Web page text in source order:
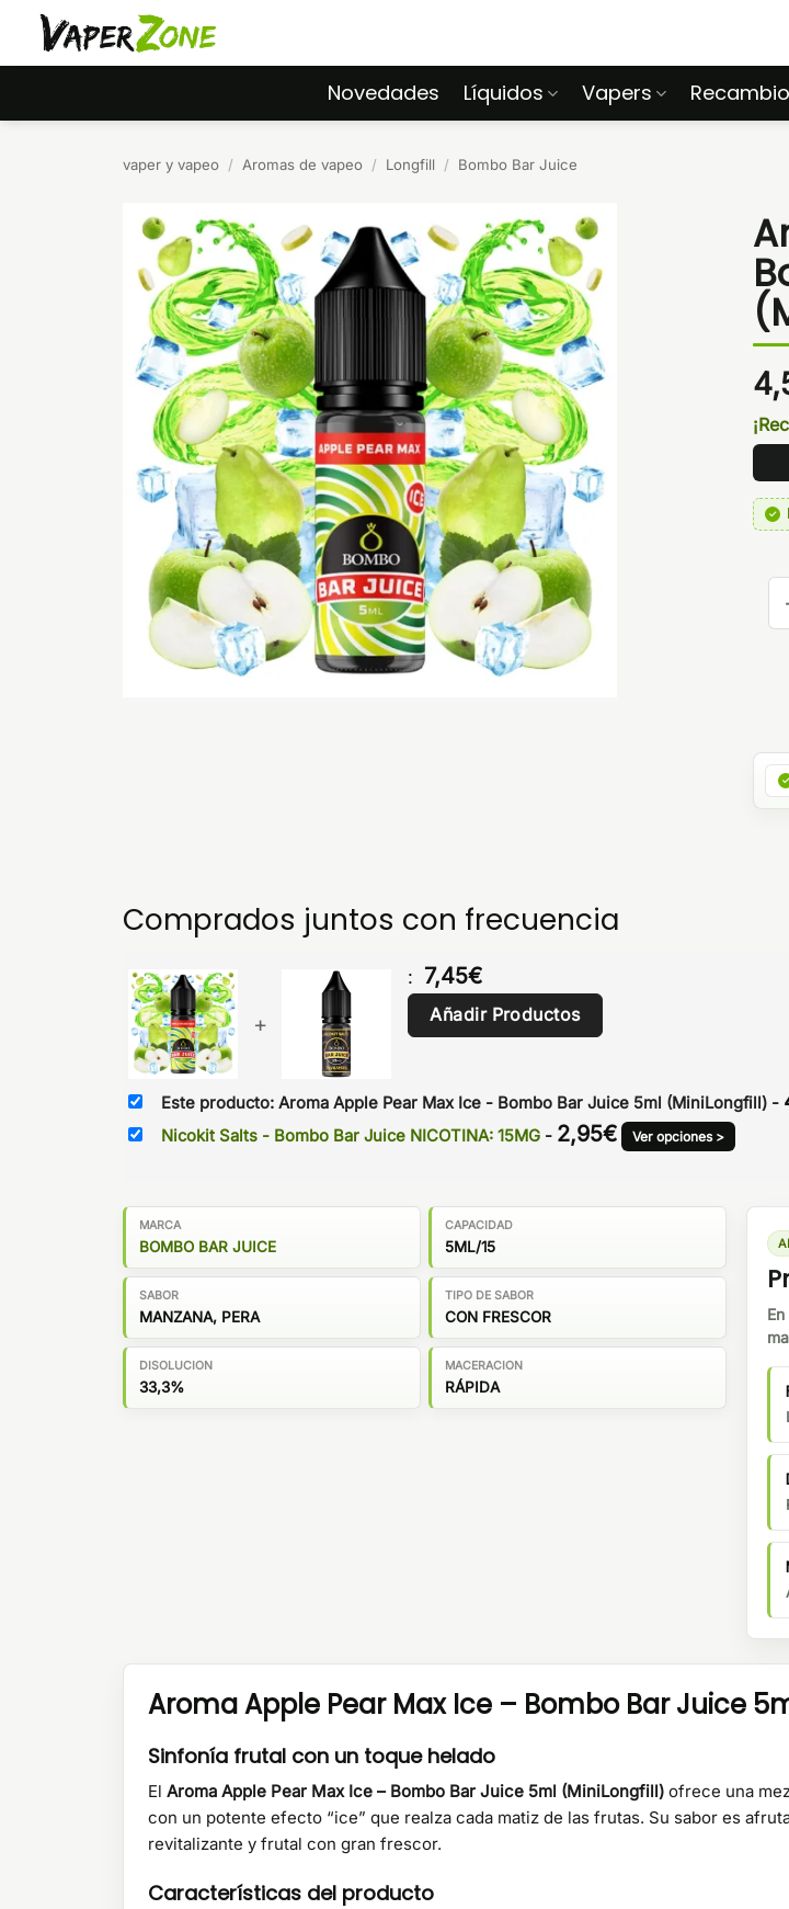
Saltar
contenido
Novedades Líquidos Vapers
vaper y vapeo / Aromas de vapeo / Longfill / Bombo Bar Juice
Comprados juntos con frecuencia
+
: 7,45€
Añadir Productos
Este producto: Aroma Apple Pear Max Ice - Bombo Bar Juice 5ml (MiniLongfill) -
Nicokit Salts - Bombo Bar Juice NICOTINA: 15MG - 2,95€ Ver opciones >
MARCA
BOMBO BAR JUICE
CAPACIDAD
5ML/15
SABOR
MANZANA, PERA
TIPO DE SABOR
CON FRESCOR
DISOLUCION
33,3%
MACERACION
RÁPIDA
Aroma Apple Pear Max Ice – Bombo Bar Juice
Sinfonía frutal con un toque helado
El Aroma Apple Pear Max Ice – Bombo Bar Juice 5ml (MiniLongfill) ofrece una
con un potente efecto “ice” que realza cada matiz de las frutas. Su sabor es
revitalizante y frutal con gran frescor.
Características del producto